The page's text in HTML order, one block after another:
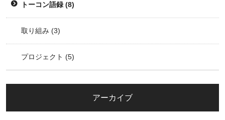
トーコン語録 (8)
取り組み (3)
プロジェクト (5)
アーカイブ